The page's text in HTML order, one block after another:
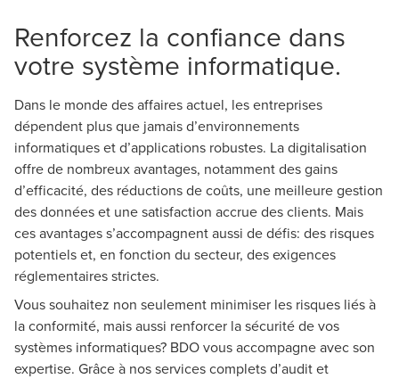
Renforcez la confiance dans
votre système informatique.
Dans le monde des affaires actuel, les entreprises
dépendent plus que jamais d’environnements
informatiques et d’applications robustes. La digitalisation
offre de nombreux avantages, notamment des gains
d’efficacité, des réductions de coûts, une meilleure gestion
des données et une satisfaction accrue des clients. Mais
ces avantages s’accompagnent aussi de défis: des risques
potentiels et, en fonction du secteur, des exigences
réglementaires strictes.
Vous souhaitez non seulement minimiser les risques liés à
la conformité, mais aussi renforcer la sécurité de vos
systèmes informatiques? BDO vous accompagne avec son
expertise. Grâce à nos services complets d’audit et